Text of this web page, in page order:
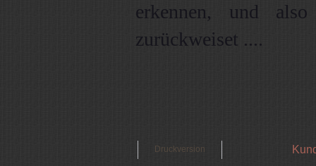
erkennen, und
zurückweiset ....
Druckversion